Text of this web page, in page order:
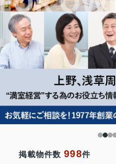
掲載物件数998件